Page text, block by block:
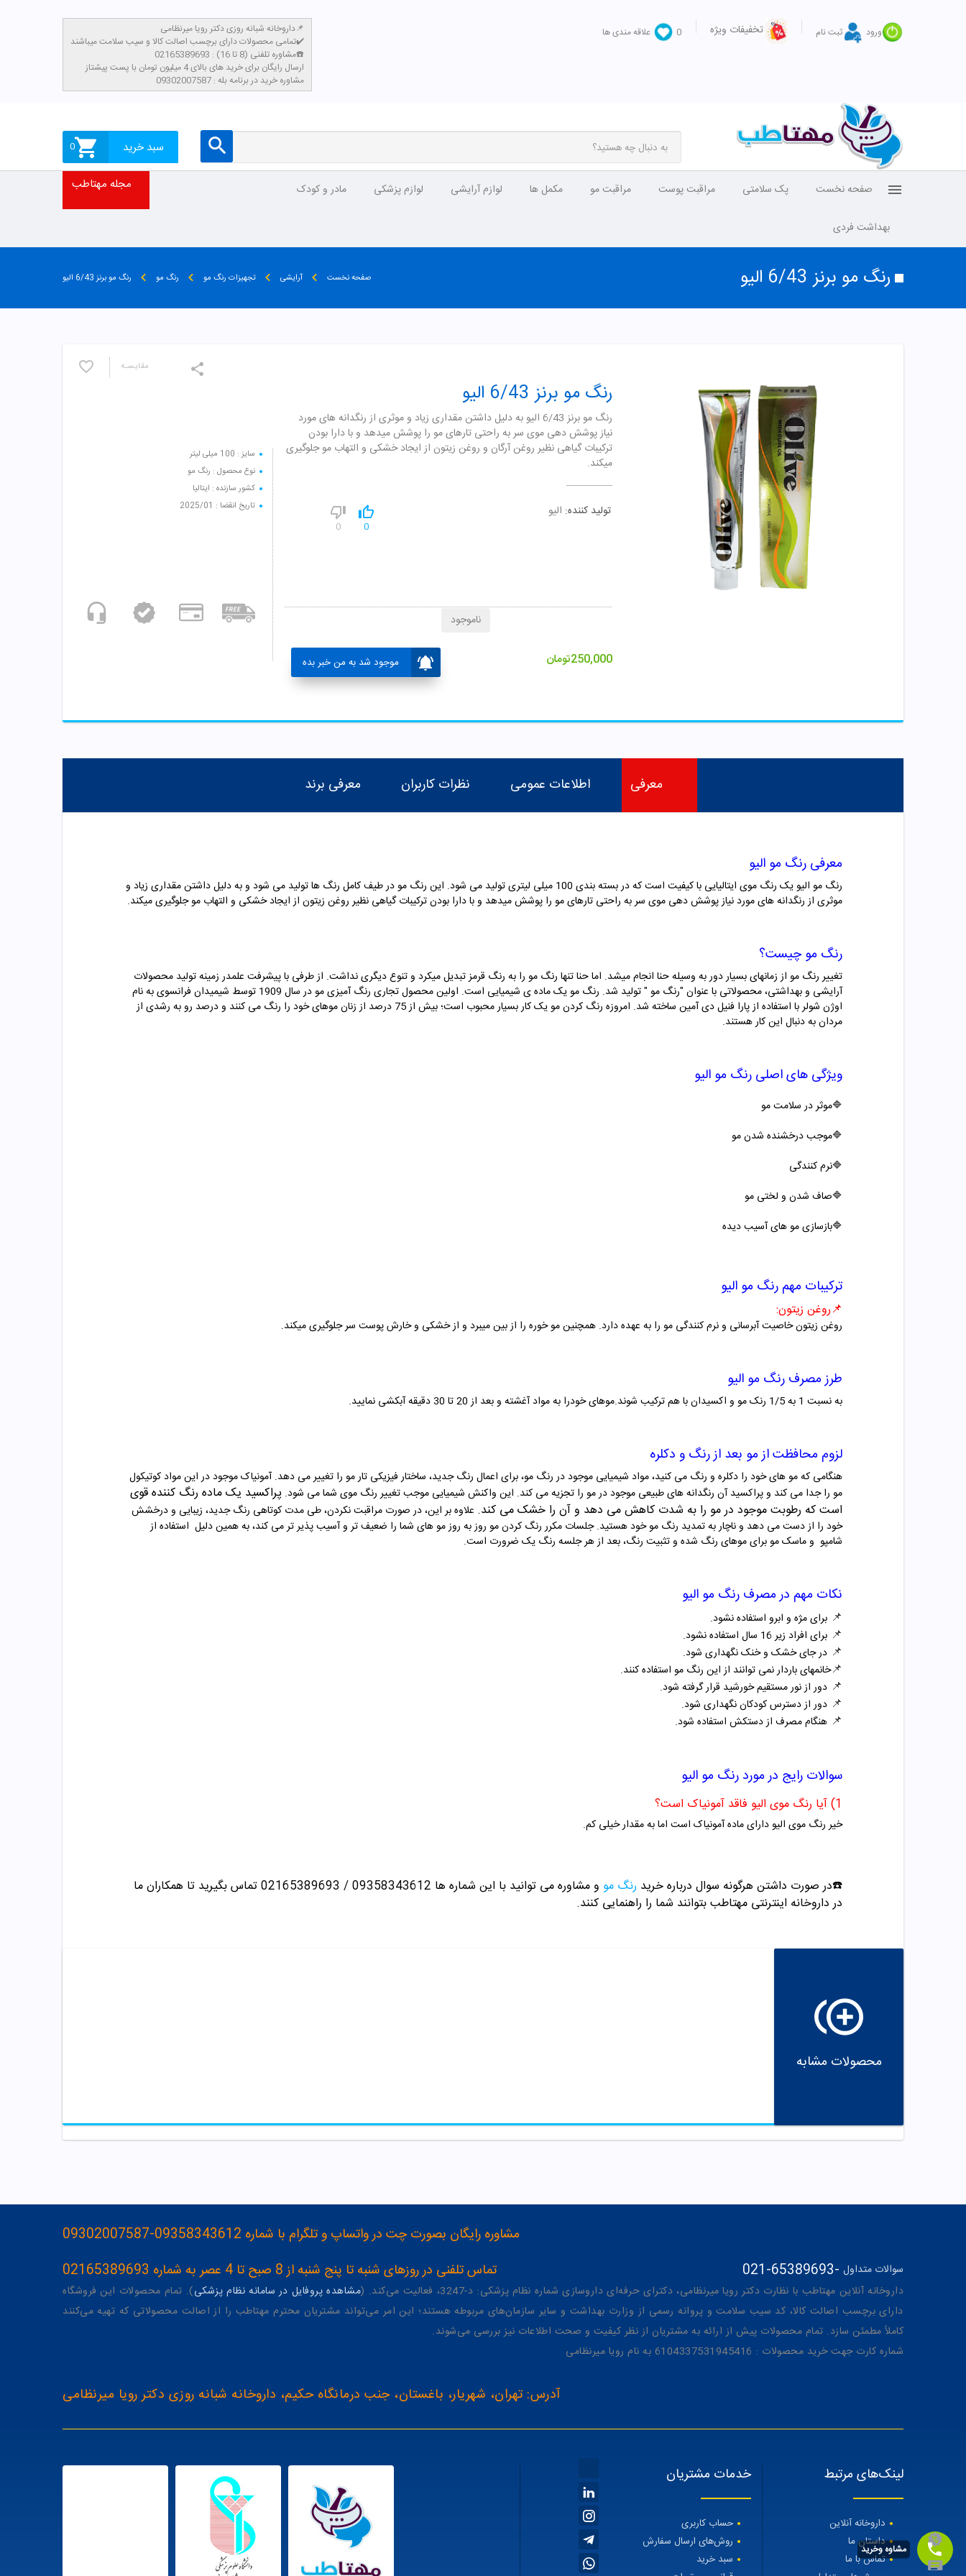
ورود ثبت نام تخفیفات ویژه 0 علاقه مندی ها
داروخانه شبانه روزی دکتر رویا میرنظامی📌
تمامی محصولات دارای برچسب اصالت کالا و سیب سلامت میباشند✔️
مشاوره تلفنی (8 تا 16) : 02165389693☎️
​ارسال رایگان برای خرید های بالای 4 میلیون تومان با پست پیشتاز
مشاوره خرید در برنامه بله : 09302007587
سبد خرید 0
صفحه نخست پک سلامتی مراقبت پوست مراقبت مو مکمل ها لوازم آرایشی لوازم پزشکی مادر و کودک
بهداشت فردی
مجله مهتاطب
رنگ مو برنز 6/43 الیو صفحه نخست آرایشی تجهیزات رنگ مو رنگ مو رنگ مو برنز 6/43 الیو
مقایسـه
سایز : 100 میلی لیتر
نوع محصول : رنگ مو
کشور سازنده : ایتالیا
تاریخ انقضا : 2025/01
رنگ مو برنز 6/43 الیو
رنگ مو برنز 6/43 الیو به دلیل داشتن مقداری زیاد و موثری از رنگدانه های مورد
نیاز پوشش دهی موی سر به راحتی تارهای مو را پوشش میدهد و با دارا بودن
ترکیبات گیاهی نظیر روغن آرگان و روغن زیتون از ایجاد خشکی و التهاب مو جلوگیری
میکند.
تولید کننده: الیو
0
0
250,000تومان موجود شد به من خبر بده
ناموجود
معرفی اطلاعات عمومی نظرات کاربران معرفی برند
معرفی رنگ مو الیو
رنگ مو الیو یک رنگ موی ایتالیایی با کیفیت است که در بسته بندی 100 میلی لیتری تولید می شود. این رنگ مو در طیف کامل رنگ ها تولید می شود و به دلیل داشتن مقداری زیاد و
موثری از رنگدانه های مورد نیاز پوشش دهی موی سر به راحتی تارهای مو را پوشش میدهد و با دارا بودن ترکیبات گیاهی نظیر روغن زیتون از ایجاد خشکی و التهاب مو جلوگیری میکند.
رنگ مو چیست؟
تغییر رنگ مو از زمانهای بسیار دور به وسیله حنا انجام میشد. اما حنا تنها رنگ مو را به رنگ قرمز تبدیل میکرد و تنوع دیگری نداشت. از طرفی با پیشرفت علمدر زمینه تولید محصولات
آرایشی و بهداشتی، محصولاتی با عنوان "رنگ مو "
تولید شد. رنگ مو یک ماده ­ی شیمیایی است. اولین محصول تجاری رنگ ­آمیزی مو در سال 1909 توسط شیمیدان فرانسوی به نام
اوژن شولر با استفاده از پارا فنیل دی آمین ساخته شد. امروزه رنگ کردن مو یک کار بسیار محبوب است؛ بیش از 75 درصد از زنان موهای خود را رنگ می کنند و درصد رو به رشدی از
مردان به دنبال این کار هستند.
ویژگی های اصلی رنگ مو الیو
🔷موثر در سلامت مو
🔷موجب درخشنده شدن مو
🔷نرم کنندگی
🔷صاف شدن و لختی مو
🔷بازسازی مو های آسیب دیده
ترکیبات مهم رنگ مو الیو
📌روغن زیتون:
روغن زیتونخاصیت آبرسانی و نرم کنندگی مو را به عهده دارد. همچنین مو خوره را از بین میبرد و از خشکی و خارش پوست سر جلوگیری میکند.
طرز مصرف رنگ مو الیو
به نسبت 1 به 1/5 رنک مو و اکسیدان با هم ترکیب شوند.موهای خودرا به مواد آغشته و بعد از 20 تا 30 دقیقه آبکشی نمایید.
لزوم محافظت از مو بعد از رنگ و دکلره
هنگامی که مو های خود را دکلره و رنگ می کنید، مواد شیمیایی موجود در رنگ مو، برای اعمال رنگ جدید، ساختار فیزیکی تار مو را تغییر می دهد. آمونیاک موجود در این مواد کوتیکول
مو را جدا می کند و پراکسید آن رنگدانه های طبیعی موجود در مو را تجزیه می کند. این واکنش شیمیایی موجب تغییر رنگ موی شما می شود. پراکسید یک ماده رنگ‌ کننده قوی
است که رطوبتموجود در مو را به شدت کاهش می دهد و آن را خشک می کند. علاوه بر این، در صورت مراقبت نکردن، طی مدت کوتاهی رنگ جدید، زیبایی و درخشش
خود را از دست می دهد و ناچار به تمدید رنگ مو خود هستید. جلسات مکرر رنگ کردن مو روز به روز مو های شما را ضعیف تر و آسیب پذیر تر می کند، به همین دلیل استفاده از
شامپو و ماسک مو برای موهای رنگ شده و تثبیت رنگ، بعد از هر جلسه رنگ یک ضرورت است.
نکات مهم در مصرف رنگ مو الیو
📌 برای مژه و ابرو استفاده نشود.
📌 برای افراد زیر 16 سال استفاده نشود.
📌 در جای خشک و خنک نگهداری شود.
📌خانمهای باردار نمی توانند از این رنگ مو استفاده کنند.
📌 دور از نور مستقیم خورشید قرار گرفته شود.
📌 دور از دسترس کودکان نگهداری شود.
📌 هنگام مصرف از دستکش استفاده شود.
سوالات رایج در مورد رنگ مو الیو
1) آیا رنگ موی الیو فاقد آمونیاک است؟
خیر رنگ موی الیو دارای ماده آمونیاک است اما به مقدار خیلی کم.
☎️در صورت داشتن هرگونه سوال درباره خرید رنگ مو و مشاوره می توانید با این شماره ها 09358343612 / 02165389693
تماس بگیرید تا همکاران ما
در داروخانه اینترنتی مهتاطب بتوانند شما را راهنمایی کنند.
محصولات مشابه
مشاوره رایگان بصورت چت در واتساپ و تلگرام با شماره 09358343612-09302007587
تماس تلفنی در روزهای شنبه تا پنج شنبه از 8 صبح تا 4 عصر به شماره 02165389693
021-65389693 سوالات متداول -
داروخانه آنلاین مهتاطب با نظارت دکتر رویا میرنظامی، دکترای حرفه‌ای داروسازی شماره نظام پزشکی: د-3247، فعالیت می‌کند. ( مشاهده پروفایل در سامانه نظام پزشکی). تمام محصولات این فروشگاه
دارای برچسب اصالت کالا، کد سیب سلامت و پروانه رسمی از وزارت بهداشت و سایر سازمان‌های مربوطه هستند؛ این امر می‌تواند مشتریان محترم مهتاطب را از اصالت محصولاتی که تهیه می‌کنند
کاملاً مطمئن سازد. تمام محصولات پیش از ارائه به مشتریان از نظر کیفیت و صحت اطلاعات نیز بررسی می‌شوند.
شماره کارت جهت خرید محصولات : 6104337531945416 به نام رویا میرنظامی
آدرس: تهران، شهریار، باغستان، جنب درمانگاه حکیم، داروخانه شبانه روزی دکتر رویا میرنظامی
لینک‌های مرتبط
داروخانه آنلاین
داستان ما
تماس با ما
خدمات مشتریان
حساب کاربری
روش‌های ارسال سفارش
سبد خرید
مشاوه وخرید